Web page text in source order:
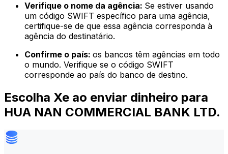
Verifique o nome da agência: Se estiver usando
um código SWIFT específico para uma agência,
certifique-se de que essa agência corresponda à
agência do destinatário.
Confirme o país: os bancos têm agências em todo
o mundo. Verifique se o código SWIFT
corresponde ao país do banco de destino.
Escolha Xe ao enviar dinheiro para
HUA NAN COMMERCIAL BANK LTD.